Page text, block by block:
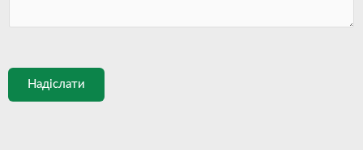
Надіслати